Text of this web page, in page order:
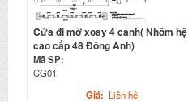
Cửa đi mở xoay 4 cánh( Nhôm hệ
cao cấp 48 Đông Anh)
Mã SP:
CG01
Giá: Liên hệ